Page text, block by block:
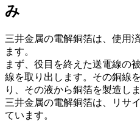
み
三井金属の電解銅箔は、使用
ます。
まず、役目を終えた送電線の
線を取り出します。その銅線
り、その液から銅箔を製造しま
三井金属の電解銅箔は、リサ
ています。